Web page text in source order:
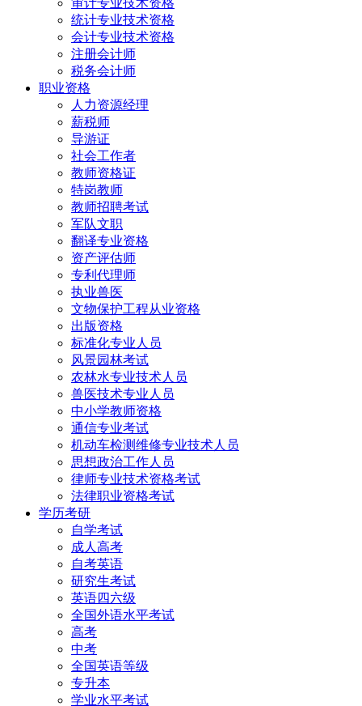
审计专业技术资格
统计专业技术资格
会计专业技术资格
注册会计师
税务会计师
职业资格
人力资源经理
薪税师
导游证
社会工作者
教师资格证
特岗教师
教师招聘考试
军队文职
翻译专业资格
资产评估师
专利代理师
执业兽医
文物保护工程从业资格
出版资格
标准化专业人员
风景园林考试
农林水专业技术人员
兽医技术专业人员
中小学教师资格
通信专业考试
机动车检测维修专业技术人员
思想政治工作人员
律师专业技术资格考试
法律职业资格考试
学历考研
自学考试
成人高考
自考英语
研究生考试
英语四六级
全国外语水平考试
高考
中考
全国英语等级
专升本
学业水平考试